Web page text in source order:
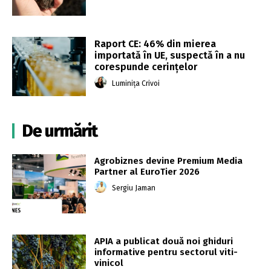
Raport CE: 46% din mierea
importată în UE, suspectă în a nu
corespunde cerințelor
Luminița Crivoi
De urmărit
Agrobiznes devine Premium Media
Partner al EuroTier 2026
Sergiu Jaman
APIA a publicat două noi ghiduri
informative pentru sectorul viti-
vinicol